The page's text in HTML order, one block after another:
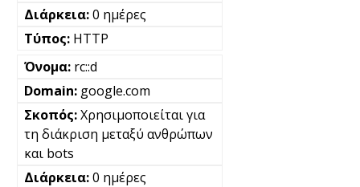
0 ημέρες
HTTP
rc::d
google.com
Χρησιμοποιείται για
τη διάκριση μεταξύ ανθρώπων
και bots
0 ημέρες